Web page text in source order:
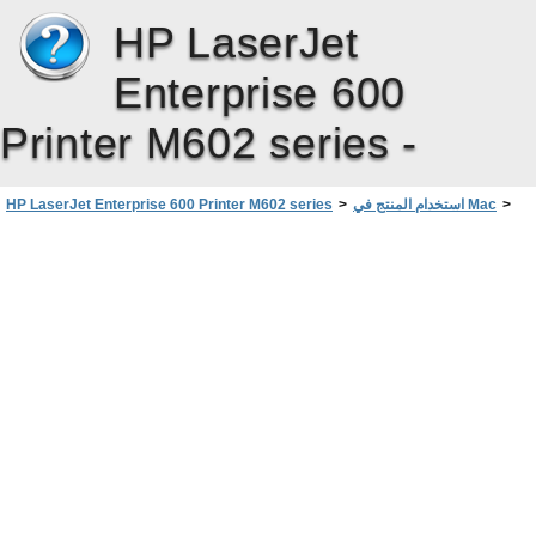
HP LaserJet
Enterprise 600
Printer M602 series -
HP LaserJet Enterprise 600 Printer M602 series > استخدام المنتج في Mac >